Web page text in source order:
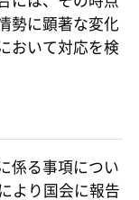
勢に顕著な変化
おいて対応を検
係る事項につい
より国会に報告